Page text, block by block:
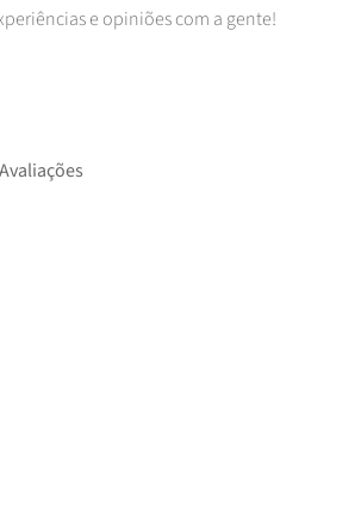
e opiniões com a gente!